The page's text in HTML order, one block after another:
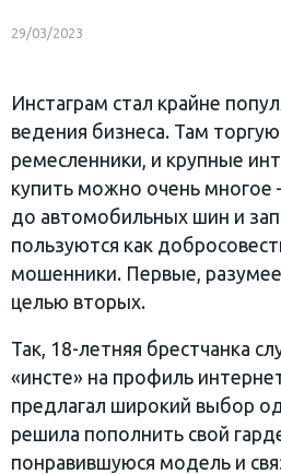
29/03/2023
Инстаграм стал крайне
ведения бизнеса. Там
ремесленники, и крупные
купить можно очень
до автомобильных шин и
пользуются как
мошенники. Первые,
целью вторых.
Так, 18-летняя брестчанка
«инсте» на профиль
предлагал широкий выбор
решила пополнить свой
понравившуюся модель и